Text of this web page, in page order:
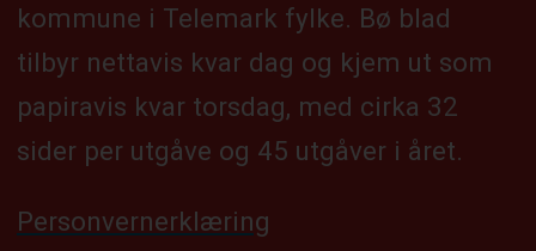
kommune i Telemark fylke. Bø blad
tilbyr nettavis kvar dag og kjem ut som
papiravis kvar torsdag, med cirka 32
sider per utgåve og 45 utgåver i året.
Personvernerklæring